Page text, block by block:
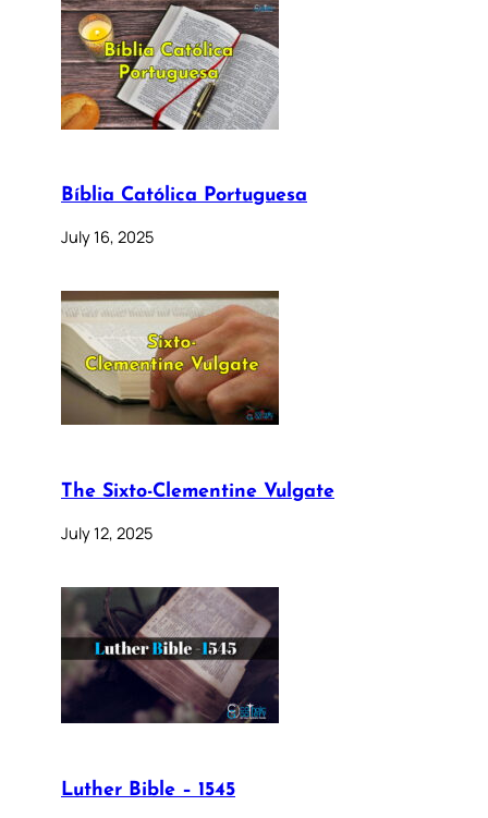
Bíblia Católica Portuguesa
July 16, 2025
The Sixto-Clementine Vulgate
July 12, 2025
Luther Bible – 1545